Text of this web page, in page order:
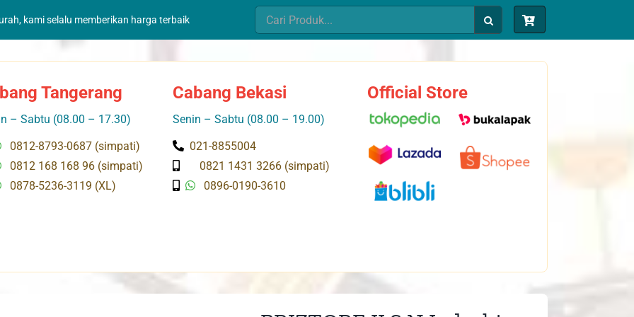
kami selalu memberikan harga terbaik
Search
for:
Tangerang
– Sabtu (08.00 – 17.30)
0812-8793-0687 (simpati)
0812 168 168 96 (simpati)
0878-5236-3119 (XL)
Cabang Bekasi
Senin – Sabtu (08.00 – 19.00)
021-8855004
0821 1431 3266 (simpati)
0896-0190-3610
Official Store